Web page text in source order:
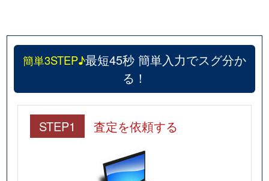
簡単3STEP♪最短45秒 簡単入力でスグ分か
る！
STEP1 査定を依頼する